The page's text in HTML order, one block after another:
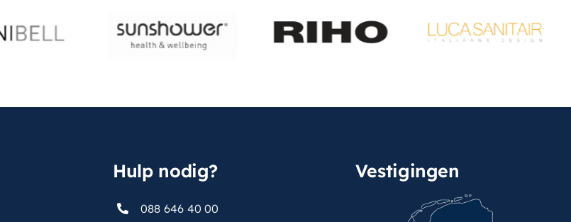
Hulp nodig?
088 646 40 00
Vestigingen